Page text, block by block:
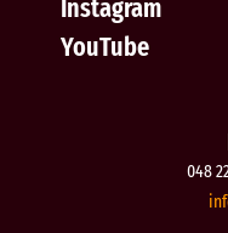
Instagram
YouTube
048